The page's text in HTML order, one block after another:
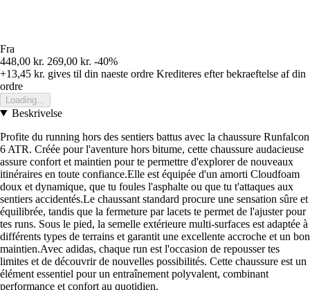
Fra
448,00 kr. 269,00 kr. -40%
+13,45 kr. gives til din naeste ordre Krediteres efter bekraeftelse af din
ordre
Loading...
Beskrivelse
Profite du running hors des sentiers battus avec la chaussure Runfalcon
6 ATR. Créée pour l'aventure hors bitume, cette chaussure audacieuse
assure confort et maintien pour te permettre d'explorer de nouveaux
itinéraires en toute confiance.Elle est équipée d'un amorti Cloudfoam
doux et dynamique, que tu foules l'asphalte ou que tu t'attaques aux
sentiers accidentés.Le chaussant standard procure une sensation sûre et
équilibrée, tandis que la fermeture par lacets te permet de l'ajuster pour
tes runs. Sous le pied, la semelle extérieure multi-surfaces est adaptée à
différents types de terrains et garantit une excellente accroche et un bon
maintien.Avec adidas, chaque run est l'occasion de repousser tes
limites et de découvrir de nouvelles possibilités. Cette chaussure est un
élément essentiel pour un entraînement polyvalent, combinant
performance et confort au quotidien.